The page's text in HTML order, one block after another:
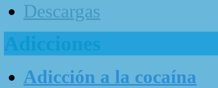
Descargas
Adicciones
Adicción a la cocaína